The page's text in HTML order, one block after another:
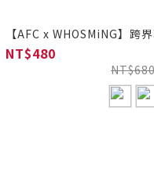
【AFC x WHOSMiNG】跨
NT$480